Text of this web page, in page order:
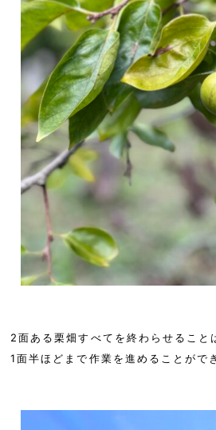
2面ある栗畑すべてを終わらせること
1面半ほどまで作業を進めることがで